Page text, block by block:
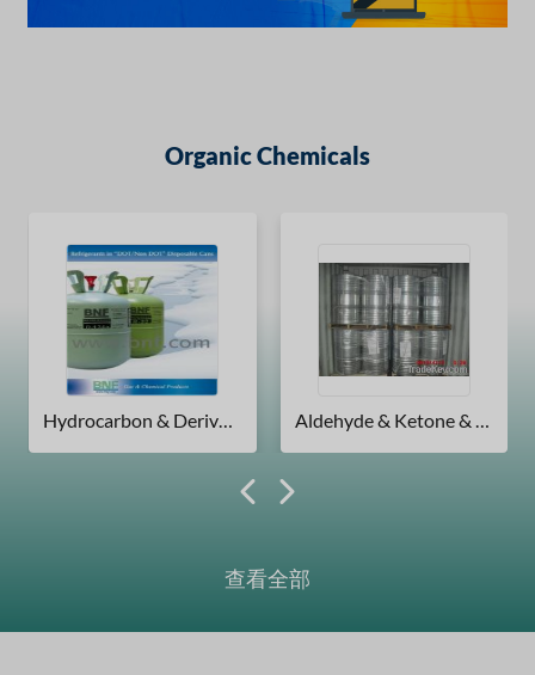
Organic Chemicals
Hydrocarbon & Derivatives
查看全部